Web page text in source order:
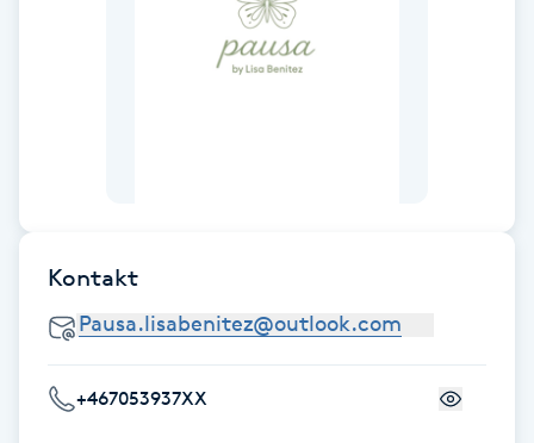
Friskvårdsmassage
Funktionsanalys
Kontakt
+467053937XX